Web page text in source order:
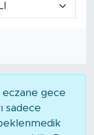
eczane gece
sadece